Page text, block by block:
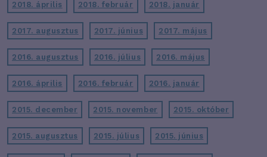
2018. április 2018. február 2018. január
2017. augusztus 2017. június 2017. május
2016. augusztus 2016. július 2016. május
2016. április 2016. február 2016. január
2015. december 2015. november 2015. október
2015. augusztus 2015. július 2015. június